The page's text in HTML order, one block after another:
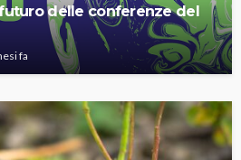
delle conferenze del
fa